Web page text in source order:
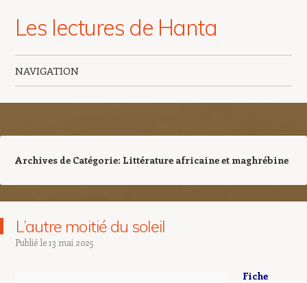
Les lectures de Hanta
NAVIGATION
Archives de Catégorie: Littérature africaine et maghrébine
L’autre moitié du soleil
Publié le13 mai 2025
Fiche